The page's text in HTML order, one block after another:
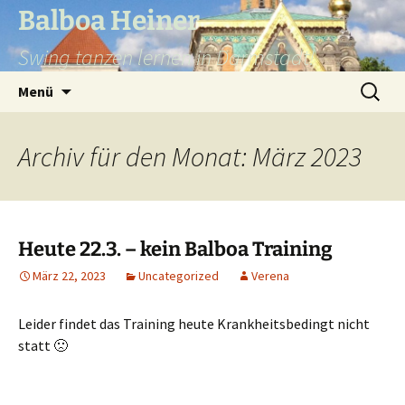
Balboa Heiner
Swing tanzen lernen in Darmstadt!
Menü
Suchen
nach:
Archiv für den Monat: März 2023
Heute 22.3. – kein Balboa Training
März 22, 2023 Uncategorized Verena
Leider findet das Training heute Krankheitsbedingt nicht
statt 🙁